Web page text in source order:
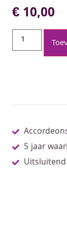
€10,00
5 jaar